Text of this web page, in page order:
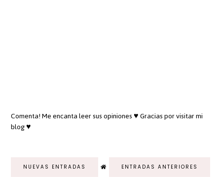
Comenta! Me encanta leer sus opiniones ♥ Gracias por visitar mi
blog ♥
NUEVAS ENTRADAS ENTRADAS ANTERIORES